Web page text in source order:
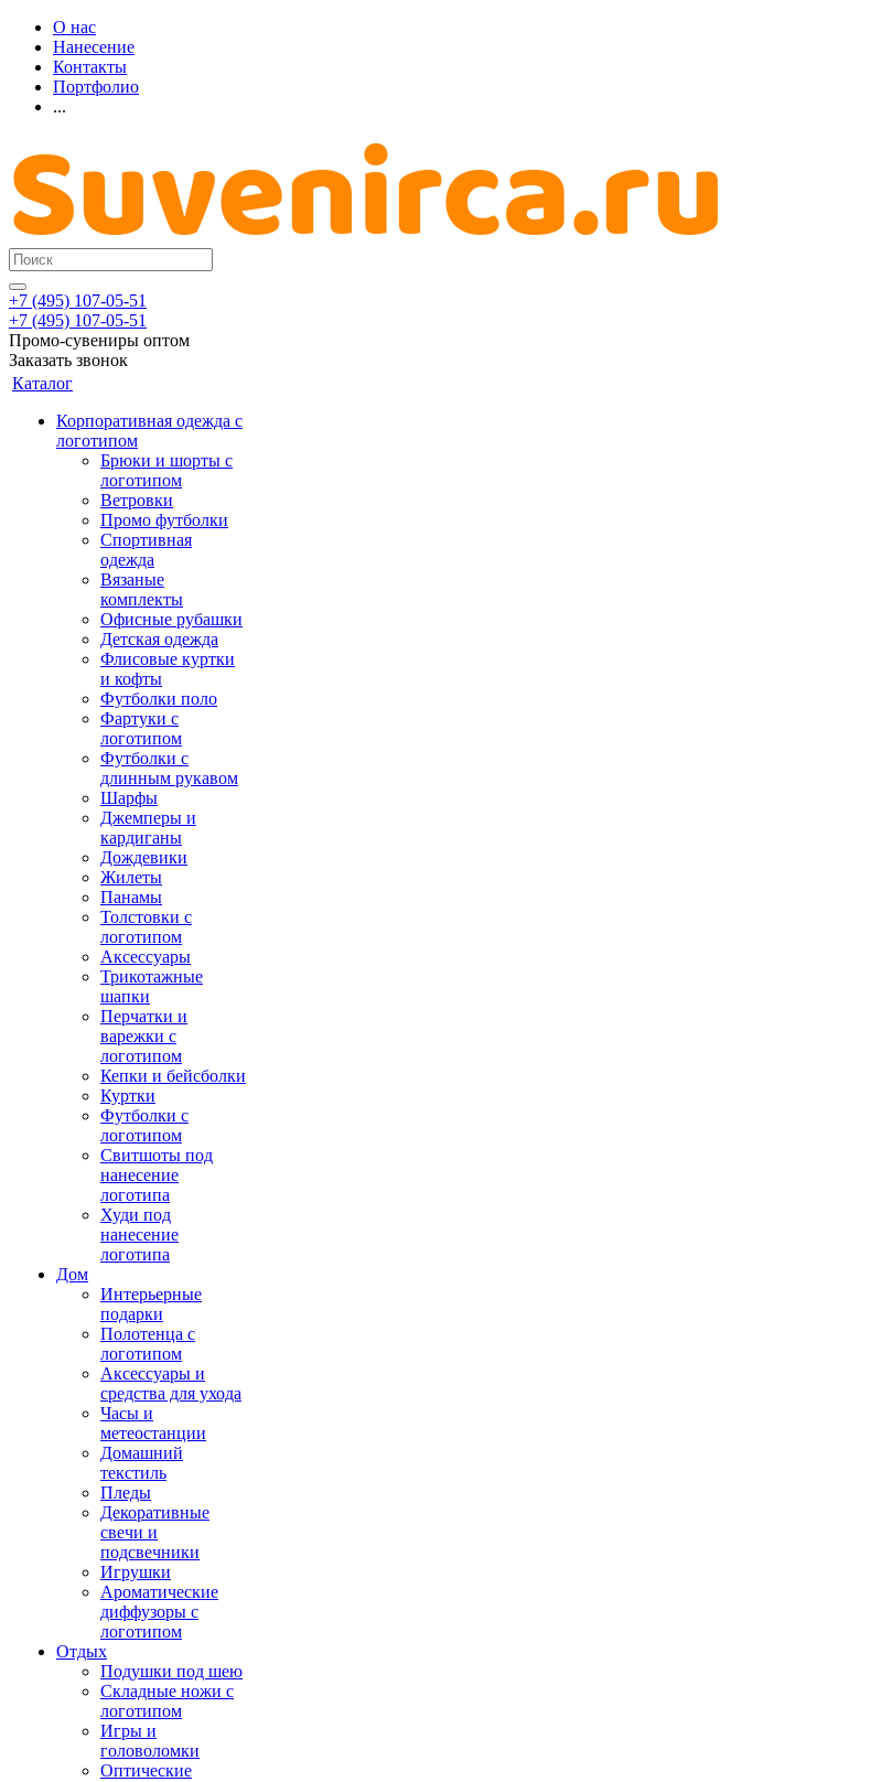
О нас
Нанесение
Контакты
Портфолио
...
+7 (495) 107-05-51
+7 (495) 107-05-51
Промо-сувениры оптом
Заказать звонок
Каталог
Корпоративная одежда с
логотипом
Брюки и шорты с
логотипом
Ветровки
Промо футболки
Спортивная
одежда
Вязаные
комплекты
Офисные рубашки
Детская одежда
Флисовые куртки
и кофты
Футболки поло
Фартуки с
логотипом
Футболки с
длинным рукавом
Шарфы
Джемперы и
кардиганы
Дождевики
Жилеты
Панамы
Толстовки с
логотипом
Аксессуары
Трикотажные
шапки
Перчатки и
варежки с
логотипом
Кепки и бейсболки
Куртки
Футболки с
логотипом
Свитшоты под
нанесение
логотипа
Худи под
нанесение
логотипа
Дом
Интерьерные
подарки
Полотенца с
логотипом
Аксессуары и
средства для ухода
Часы и
метеостанции
Домашний
текстиль
Пледы
Декоративные
свечи и
подсвечники
Игрушки
Ароматические
диффузоры с
логотипом
Отдых
Подушки под шею
Складные ножи с
логотипом
Игры и
головоломки
Оптические